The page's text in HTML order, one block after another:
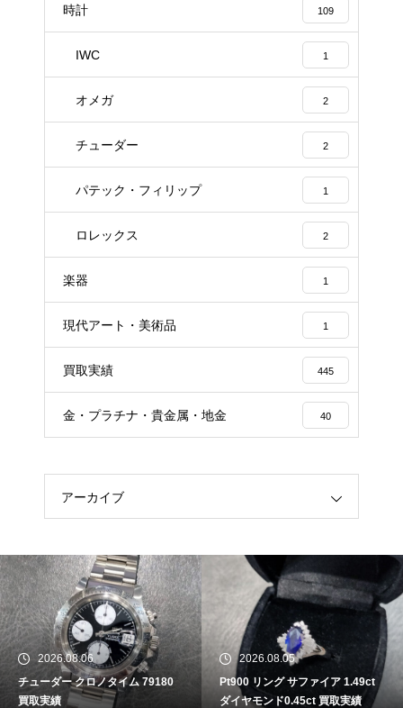
時計 109
IWC 1
オメガ 2
チューダー 2
パテック・フィリップ 1
ロレックス 2
楽器 1
現代アート・美術品 1
買取実績 445
金・プラチナ・貴金属・地金 40
アーカイブ
2026.08.06
チューダー クロノタイム 79180
買取実績
2026.08.05
Pt900 リング サファイア 1.49ct
ダイヤモンド0.45ct 買取実績